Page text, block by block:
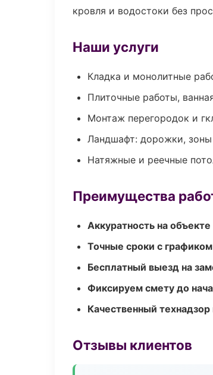
кровля и водостоки без
Наши услуги
Кладка и монолитные
Плиточные работы,
Монтаж перегородок и
Ландшафт: дорожки, зоны
Натяжные и реечные
Преимущества
Аккуратность на
Точные сроки с
Бесплатный выезд на
Фиксируем смету до
Качественный
Отзывы клиентов